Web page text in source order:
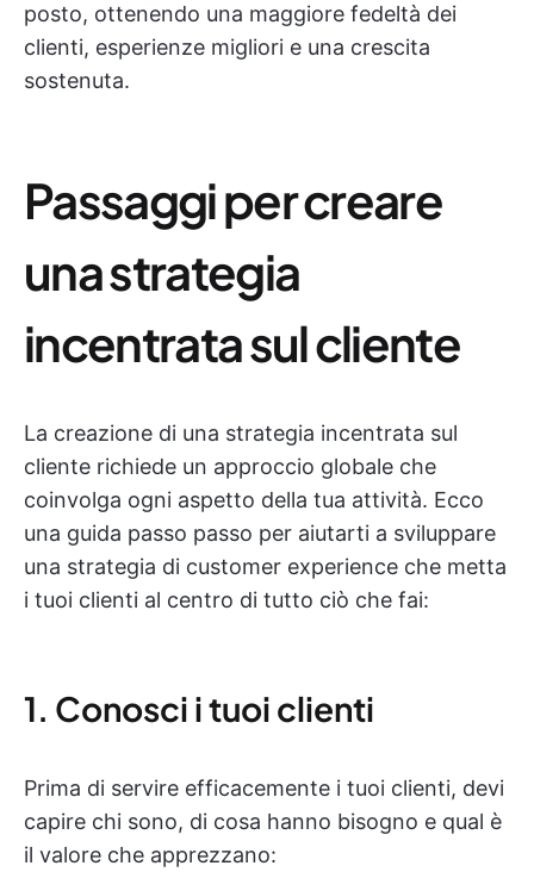
posto, ottenendo una maggiore fedeltà dei
clienti, esperienze migliori e una crescita
sostenuta.
Passaggi per creare
una strategia
incentrata sul cliente
La creazione di una strategia incentrata sul
cliente richiede un approccio globale che
coinvolga ogni aspetto della tua attività. Ecco
una guida passo passo per aiutarti a sviluppare
una strategia di customer experience che metta
i tuoi clienti al centro di tutto ciò che fai:
1. Conosci i tuoi clienti
Prima di servire efficacemente i tuoi clienti, devi
capire chi sono, di cosa hanno bisogno e qual è
il valore che apprezzano: